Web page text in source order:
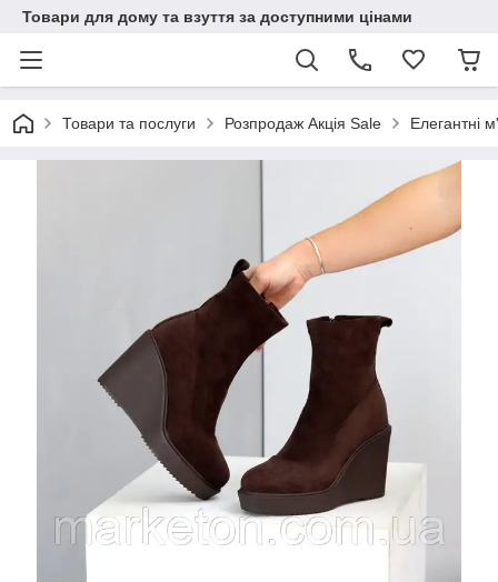
Товари для дому та взуття за доступними цінами
Товари та послуги Розпродаж Акція Sale Елегантні